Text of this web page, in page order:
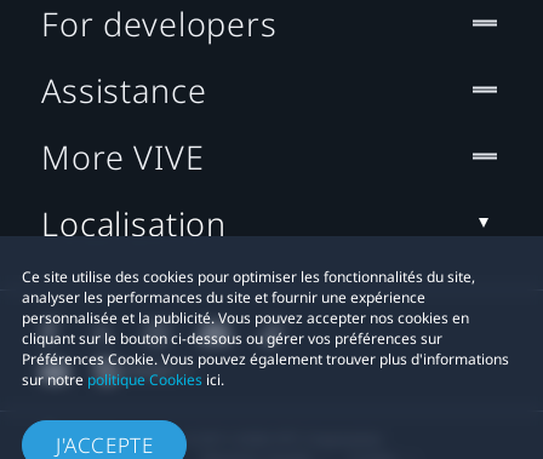
Ce site utilise des cookies pour optimiser les fonctionnalités du site,
analyser les performances du site et fournir une expérience
personnalisée et la publicité. Vous pouvez accepter nos cookies en
cliquant sur le bouton ci-dessous ou gérer vos préférences sur
Préférences Cookie. Vous pouvez également trouver plus d'informations
sur notre politique Cookies ici.
J'ACCEPTE
For developers
Assistance
More VIVE
Localisation
© 2011-2026 HTC Corporation